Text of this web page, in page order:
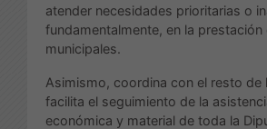
atender necesidades prioritarias o
fundamentalmente, en la prestación
municipales.
Asimismo, coordina con el resto de
facilita el seguimiento de la
económica y material de toda la